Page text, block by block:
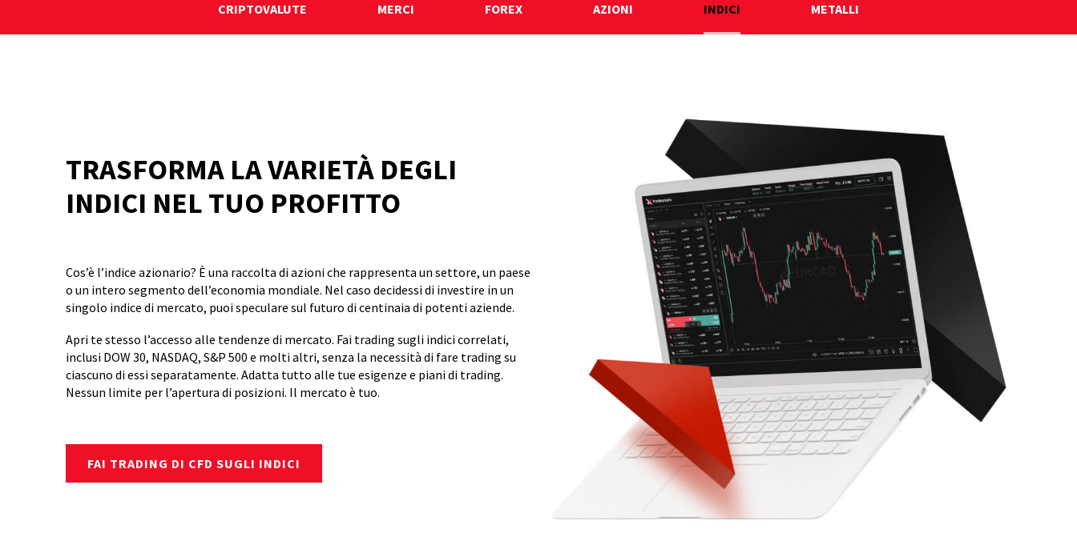
CRIPTOVALUTE MERCI FOREX AZIONI INDICI METALLI
TRASFORMA LA VARIETÀ DEGLI
INDICI NEL TUO PROFITTO
Cos’è l’indice azionario? È una raccolta di azioni che rappresenta un settore, un paese
o un intero segmento dell’economia mondiale. Nel caso decidessi di investire in un
singolo indice di mercato, puoi speculare sul futuro di centinaia di potenti aziende.
Apri te stesso l’accesso alle tendenze di mercato. Fai trading sugli indici correlati,
inclusi DOW 30, NASDAQ, S&P 500 e molti altri, senza la necessità di fare trading su
ciascuno di essi separatamente. Adatta tutto alle tue esigenze e piani di trading.
Nessun limite per l’apertura di posizioni. Il mercato è tuo.
FAI TRADING DI CFD SUGLI INDICI